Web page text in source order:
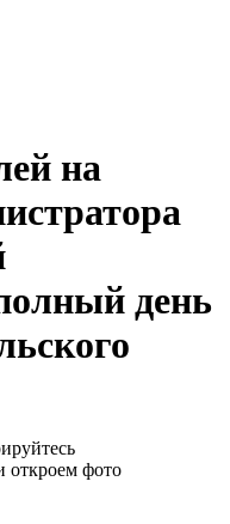
на
день
откроем фото